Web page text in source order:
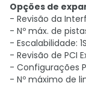
Opções de
- Revisão da
- Nº máx. de
- Escalabilidade:
- Revisão de PCI
- Configurações
- Nº máximo de